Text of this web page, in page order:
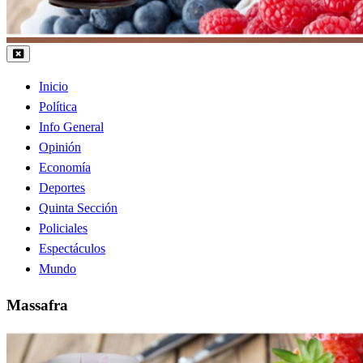
Inicio
Política
Info General
Opinión
Economía
Deportes
Quinta Sección
Policiales
Espectáculos
Mundo
Massafra